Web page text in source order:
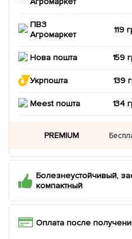
ПВЗ
Агромаркет
119
Нова пошта 159
Укрпошта 139
Meest пошта 134
PREMIUM
Болезнеустойчивый,
компактный
Оплата после